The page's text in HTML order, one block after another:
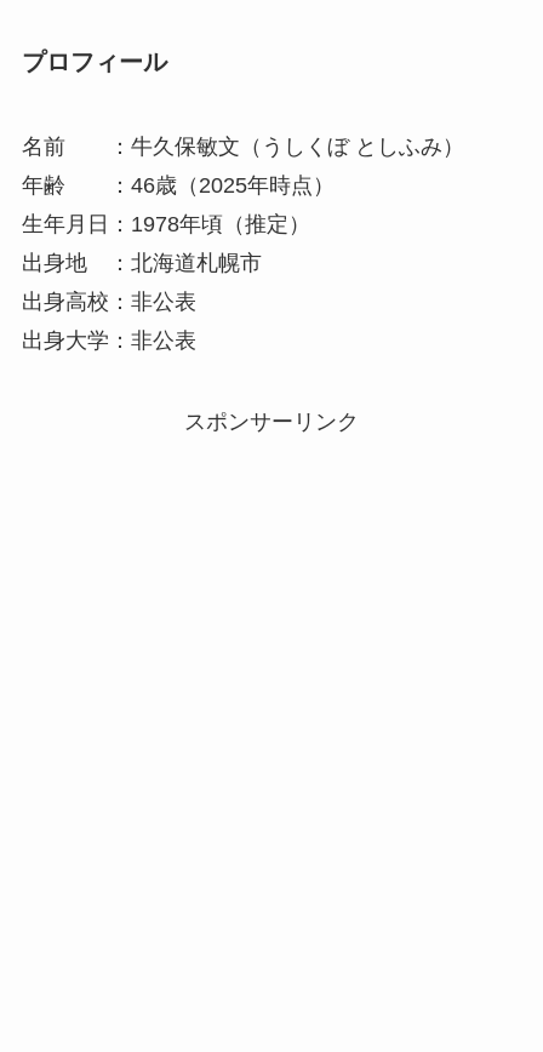
プロフィール
名前 ：牛久保敏文（うしくぼ としふみ）
年齢 ：46歳（2025年時点）
生年月日：1978年頃（推定）
出身地 ：北海道札幌市
出身高校：非公表
出身大学：非公表
スポンサーリンク